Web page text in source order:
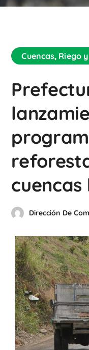
Cuencas, Riego
Dirección De